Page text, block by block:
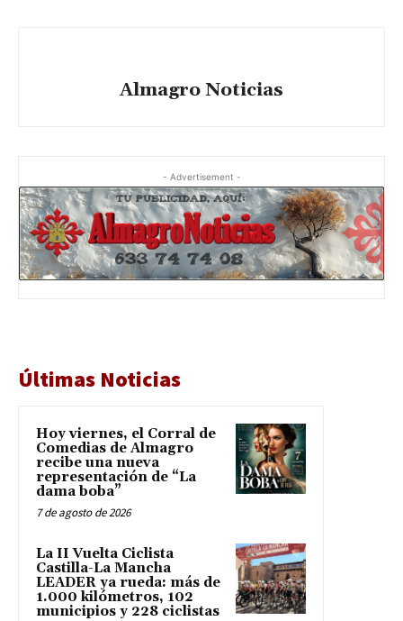
Almagro Noticias
- Advertisement -
Últimas Noticias
Hoy viernes, el Corral de
Comedias de Almagro
recibe una nueva
representación de “La
dama boba”
7 de agosto de 2026
La II Vuelta Ciclista
Castilla-La Mancha
LEADER ya rueda: más de
1.000 kilómetros, 102
municipios y 228 ciclistas